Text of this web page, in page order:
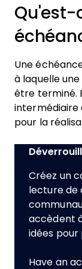
Qu'est-
Une
à laquelle
être terminé.
intermédiaire
pour la
Créez un
lecture de
accèdent
idées pour
Have an